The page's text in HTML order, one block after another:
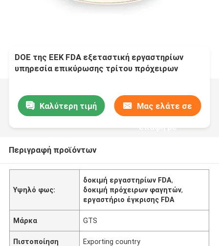
DOE της ΕΕΚ FDA εξεταστική εργαστηρίων
υπηρεσία επικύρωσης τρίτου πρόχειρων
Καλύτερη τιμή Μας ελάτε σε
επαφή με
Περιγραφή προϊόντων
Υψηλό φως:
δοκιμή εργαστηρίων FDA,
δοκιμή πρόχειρων φαγητών,
εργαστήριο έγκρισης FDA
Μάρκα GTS
Πιστοποίηση Exporting country